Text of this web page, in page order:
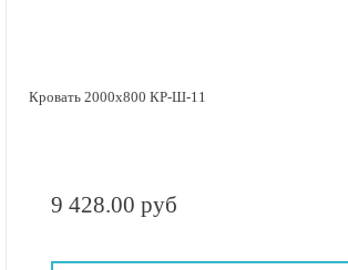
Кровать 2000х800 КР-Ш-11
9 428.00 руб